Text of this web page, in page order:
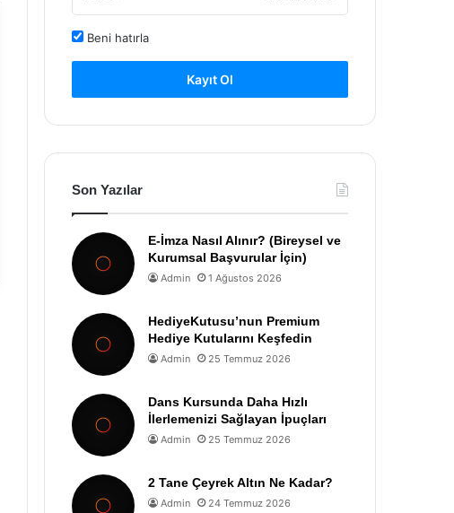
Beni hatırla
Kayıt Ol
Son Yazılar
E-İmza Nasıl Alınır? (Bireysel ve
Kurumsal Başvurular İçin)
Admin 1 Ağustos 2026
HediyeKutusu’nun Premium
Hediye Kutularını Keşfedin
Admin 25 Temmuz 2026
Dans Kursunda Daha Hızlı
İlerlemenizi Sağlayan İpuçları
Admin 25 Temmuz 2026
2 Tane Çeyrek Altın Ne Kadar?
Admin 24 Temmuz 2026